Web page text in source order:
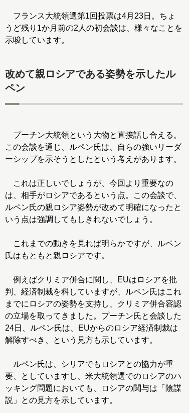
フランス大統領選第1回投票は4月23日。ちょ
うど残り1か月前の2人の初会談は、様々なことを
示唆しています。
改めて親ロシアである姿勢を示したル
ペン
プーチン大統領という大物と直接話し合える。
この会談を通じ、ルペン氏は、自らの強いリーダ
ーシップを示そうとしたという考えがあります。
これは正しいでしょうが、今回より重要なの
は、相手がロシアであるという点。この会談で、
ルペン氏の親ロシア姿勢が改めて明確になったと
いう点は強調してもしきれないでしょう。
これまでの動きを見れば明らかですが、ルペン
氏はもともと親ロシアです。
例えばクリミア併合に関し、EUはロシアを批
判、経済制裁を科していますが、ルペン氏はこれ
までにロシアの姿勢を支持し、クリミア併合容認
の立場を取ってきました。プーチン氏と会談した
24日、ルペン氏は、EUからのロシア経済制裁は
解除すべき、という見方も示しています。
ルペン氏は、シリアでもロシアとの協力が重
要、としていますし、米大統領選でのロシアのハ
ッキング問題においても、ロシアの関与は「陰謀
説」との見方を示しています。